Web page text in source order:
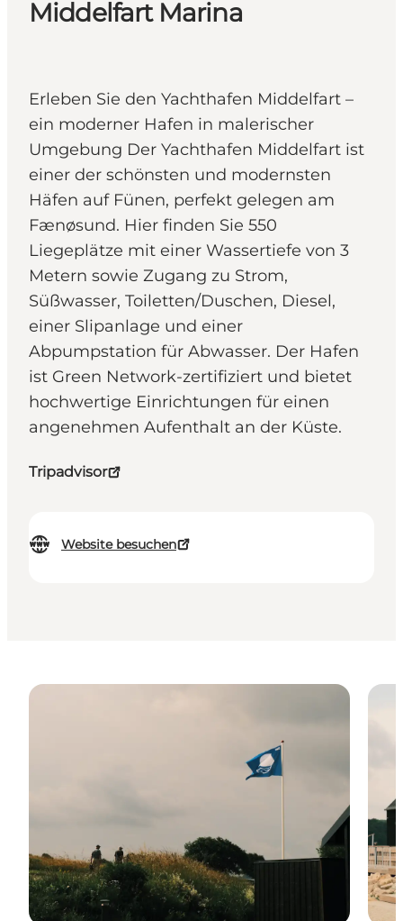
Middelfart Marina
Erleben Sie den Yachthafen Middelfart –
ein moderner Hafen in malerischer
Umgebung Der Yachthafen Middelfart ist
einer der schönsten und modernsten
Häfen auf Fünen, perfekt gelegen am
Fænøsund. Hier finden Sie 550
Liegeplätze mit einer Wassertiefe von 3
Metern sowie Zugang zu Strom,
Süßwasser, Toiletten/Duschen, Diesel,
einer Slipanlage und einer
Abpumpstation für Abwasser. Der Hafen
ist Green Network-zertifiziert und bietet
hochwertige Einrichtungen für einen
angenehmen Aufenthalt an der Küste.
Tripadvisor
Website besuchen